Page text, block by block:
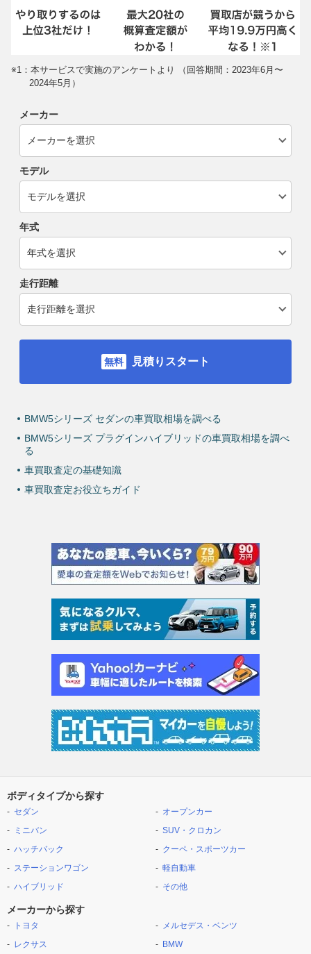
※1：本サービスで実施のアンケートより （回答期間：2023年6月〜
2024年5月）
メーカー
モデル
年式
走行距離
見積りスタート
BMW5シリーズ セダンの車買取相場を調べる
BMW5シリーズ プラグインハイブリッドの車買取相場を調べ
る
車買取査定の基礎知識
車買取査定お役立ちガイド
ボディタイプから探す
セダン
ミニバン
ハッチバック
ステーションワゴン
ハイブリッド
オープンカー
SUV・クロカン
クーペ・スポーツカー
軽自動車
その他
メーカーから探す
トヨタ
レクサス
メルセデス・ベンツ
BMW